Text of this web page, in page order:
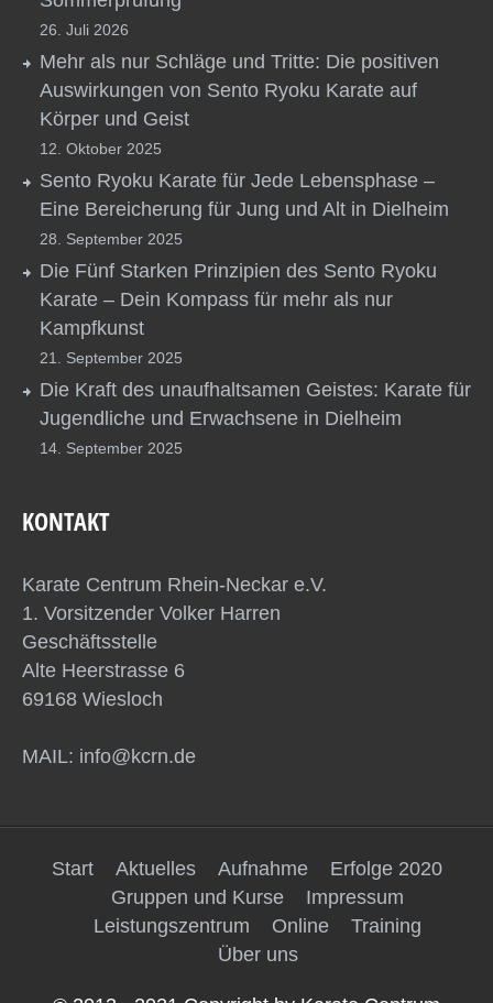
26. Juli 2026
Mehr als nur Schläge und Tritte: Die positiven
Auswirkungen von Sento Ryoku Karate auf
Körper und Geist
12. Oktober 2025
Sento Ryoku Karate für Jede Lebensphase –
Eine Bereicherung für Jung und Alt in Dielheim
28. September 2025
Die Fünf Starken Prinzipien des Sento Ryoku
Karate – Dein Kompass für mehr als nur
Kampfkunst
21. September 2025
Die Kraft des unaufhaltsamen Geistes: Karate für
Jugendliche und Erwachsene in Dielheim
14. September 2025
KONTAKT
Karate Centrum Rhein-Neckar e.V.
1. Vorsitzender Volker Harren
Geschäftsstelle
Alte Heerstrasse 6
69168 Wiesloch
MAIL: info@kcrn.de
Start Aktuelles Aufnahme
Erfolge 2020
Gruppen und Kurse
Impressum
Leistungszentrum
Online
Training
Über uns